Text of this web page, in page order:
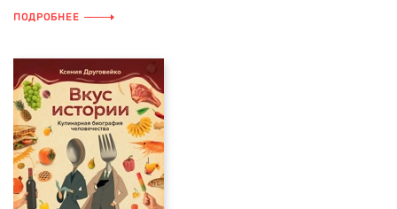
ПОДРОБНЕЕ